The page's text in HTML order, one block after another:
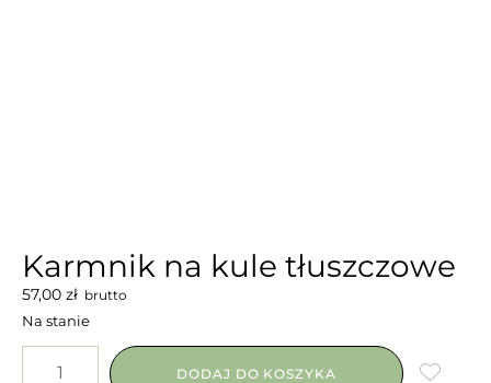
Karmnik na kule tłuszczowe
57,00 zł brutto
Na stanie
DODAJ DO KOSZYKA